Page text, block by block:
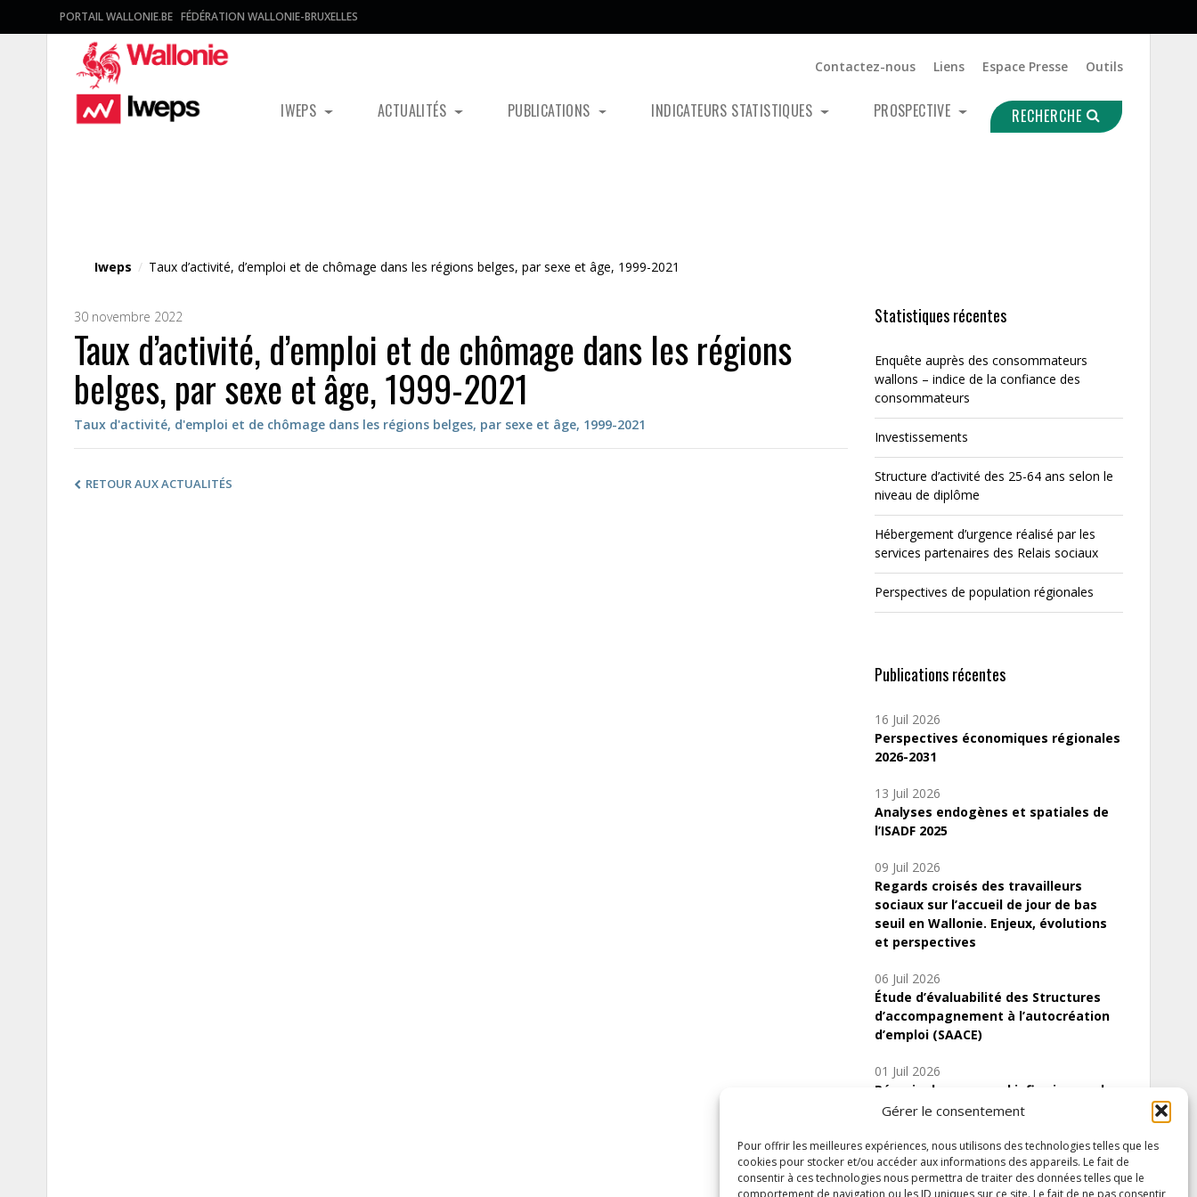
Gérer le consentement
Pour offrir les meilleures expériences, nous utilisons des technologies telles que les
cookies pour stocker et/ou accéder aux informations des appareils. Le fait de
consentir à ces technologies nous permettra de traiter des données telles que le
comportement de navigation ou les ID uniques sur ce site. Le fait de ne pas consentir
PORTAIL WALLONIE.BE FÉDÉRATION WALLONIE-BRUXELLES
Contactez-nous Liens Espace Presse Outils
IWEPS ACTUALITÉS PUBLICATIONS INDICATEURS STATISTIQUES PROSPECTIVE RECHERCHE
Iweps / Taux d’activité, d’emploi et de chômage dans les régions belges, par sexe et âge, 1999-2021
30 novembre 2022
Taux d’activité, d’emploi et de chômage dans les régions
belges, par sexe et âge, 1999-2021
Taux d'activité, d'emploi et de chômage dans les régions belges, par sexe et âge, 1999-2021
RETOUR AUX ACTUALITÉS
Statistiques récentes
Enquête auprès des consommateurs
wallons – indice de la confiance des
consommateurs
Investissements
Structure d’activité des 25-64 ans selon le
niveau de diplôme
Hébergement d’urgence réalisé par les
services partenaires des Relais sociaux
Perspectives de population régionales
Publications récentes
16 Juil 2026
Perspectives économiques régionales
2026-2031
13 Juil 2026
Analyses endogènes et spatiales de
l’ISADF 2025
09 Juil 2026
Regards croisés des travailleurs
sociaux sur l’accueil de jour de bas
seuil en Wallonie. Enjeux, évolutions
et perspectives
06 Juil 2026
Étude d’évaluabilité des Structures
d’accompagnement à l’autocréation
d’emploi (SAACE)
01 Juil 2026
Pénurie du personnel infirmier :quels
indicateurs d’offre de soins pour